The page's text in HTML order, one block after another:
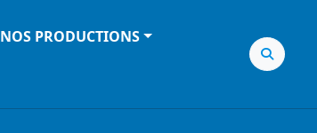
NOS PRODUCTIONS